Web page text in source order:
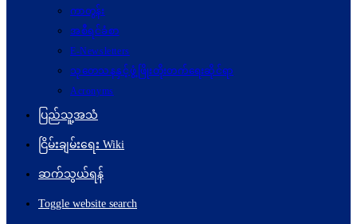
ကာတွန်း
အစီရင်ခံစာ
E-Newsletters
သုတေသနနှင့်ဖွံ့ဖြိုးတိုးတက်ရေးဆိုင်ရာ
Acronyms
ပြည်သူ့အသံ
ငြိမ်းချမ်းရေး Wiki
ဆက်သွယ်ရန်
Toggle website search